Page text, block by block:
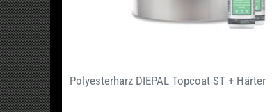
Polyesterharz DIEPAL Topcoat ST + Härter